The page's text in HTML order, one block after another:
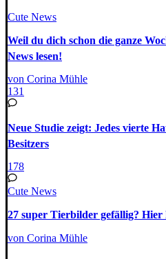
Cute News
Weil du dich schon die ganze
News lesen!
von Corina Mühle
131
Neue Studie zeigt: Jedes vierte
Besitzers
178
Cute News
27 super Tierbilder gefällig? Hier
von Corina Mühle